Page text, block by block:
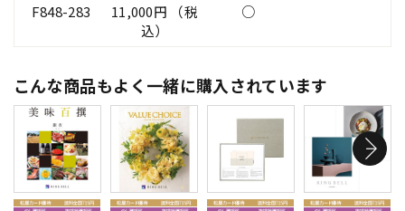
F848-283
11,000円 （税
込）
○
こんな商品もよく一緒に購入されています